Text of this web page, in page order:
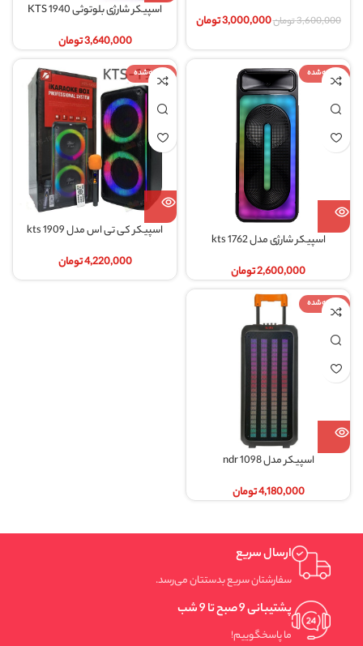
3,600,000تومان3,000,000تومان
اسپیکر شارژی بلوتوثی KTS 1940
3,640,000تومان
فروخته شده
اسپیکر شارژی مدل kts 1762
2,600,000تومان
فروخته شده
اسپیکر کی تی اس مدل kts 1909
4,220,000تومان
فروخته شده
اسپیکر مدل ndr 1098
4,180,000تومان
ارسال سریع
سفارشتان سریع بدستتان می‌رسد.
پشتیبانی 9 صبح تا 9 شب
ما پاسخگوییم!